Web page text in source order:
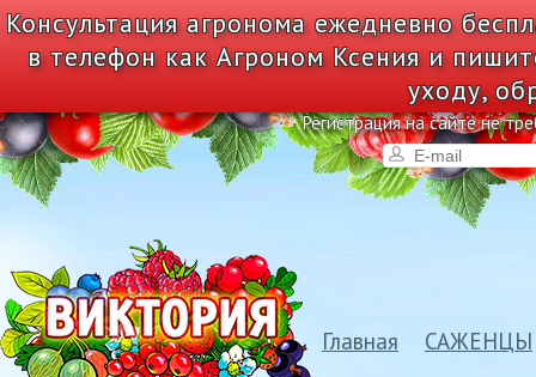
Консультация агронома ежедневно
в телефон как Агроном Ксения и
уходу,
Регистрация на сайте не
Главная САЖЕНЦЫ